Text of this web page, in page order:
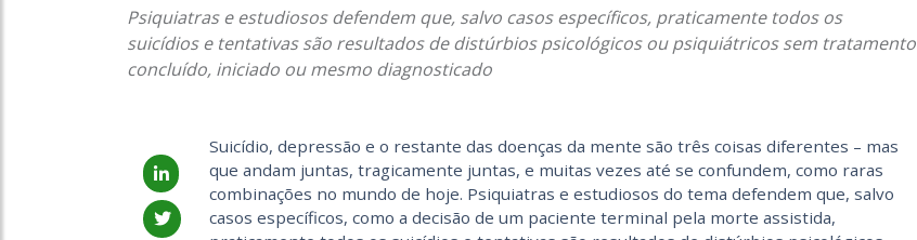
Psiquiatras e estudiosos defendem que, salvo casos específicos, praticamente todos os
suicídios e tentativas são resultados de distúrbios psicológicos ou psiquiátricos sem tratamento
concluído, iniciado ou mesmo diagnosticado
Suicídio, depressão e o restante das doenças da mente são três coisas diferentes – mas
que andam juntas, tragicamente juntas, e muitas vezes até se confundem, como raras
combinações no mundo de hoje. Psiquiatras e estudiosos do tema defendem que, salvo
casos específicos, como a decisão de um paciente terminal pela morte assistida,